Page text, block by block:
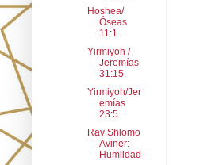
Hoshea/
Óseas
11:1
Yirmiyoh /
Jeremías
31:15.
Yirmiyoh/Jer
emías
23:5
Rav Shlomo
Aviner:
Humildad